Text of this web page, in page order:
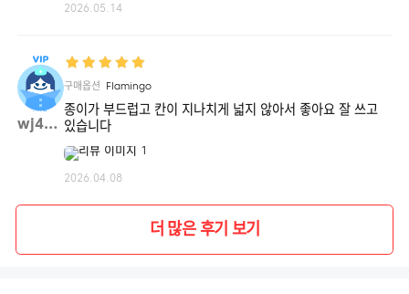
2026.05.14
wj47**
구매옵션 Flamingo
종이가 부드럽고 칸이 지나치게 넓지 않아서 좋아요 잘 쓰고
있습니다
2026.04.08
더 많은 후기 보기